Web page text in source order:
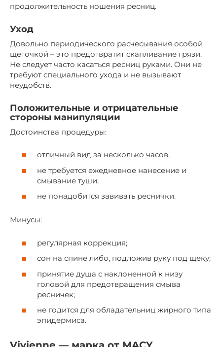
продолжительность ношения ресниц.
Уход
Довольно периодического расчесывания особой
щеточкой – это предотвратит скапливание грязи.
Не следует часто касаться ресниц руками. Они не
требуют специального ухода и не вызывают
неудобств.
Положительные и отрицательные
стороны манипуляции
Достоинства процедуры:
отличный вид за несколько часов;
не требуется ежедневное нанесение и
смывание туши;
не понадобится завивать реснички.
Минусы:
регулярная коррекция;
сон на спине либо, подложив руку под щеку;
принятие душа с наклоненной к низу
головой для предотвращения смыва
ресничек;
не годится для обладательниц жирного типа
эпидермиса.